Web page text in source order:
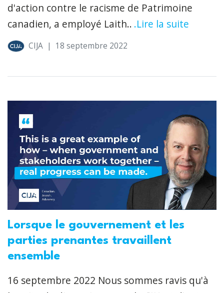
d'action contre le racisme de Patrimoine
canadien, a employé Laith.. .Lire la suite
CIJA | 18 septembre 2022
Lorsque le gouvernement et les
parties prenantes travaillent
ensemble
16 septembre 2022 Nous sommes ravis qu'à